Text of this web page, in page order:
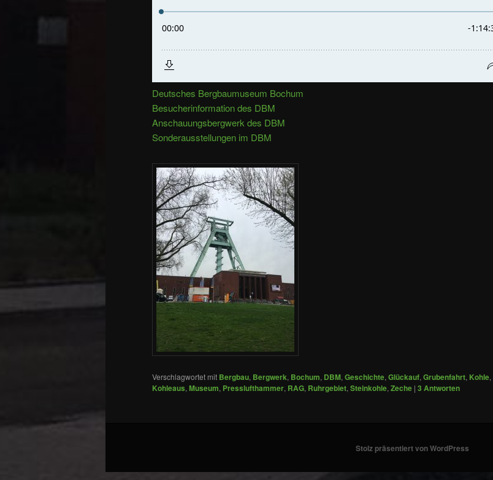
Deutsches Bergbaumuseum Bochum
Besucherinformation des DBM
Anschauungsbergwerk des DBM
Sonderausstellungen im DBM
Verschlagwortet mit Bergbau, Bergwerk, Bochum, DBM, Geschichte, Glückauf, Grubenfahrt, Kohle,
Kohleaus, Museum, Presslufthammer, RAG, Ruhrgebiet, Steinkohle, Zeche | 3 Antworten
Stolz präsentiert von WordPress